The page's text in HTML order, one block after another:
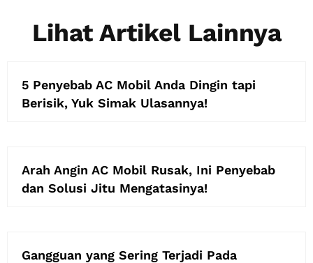
Lihat Artikel Lainnya
5 Penyebab AC Mobil Anda Dingin tapi
Berisik, Yuk Simak Ulasannya!
Arah Angin AC Mobil Rusak, Ini Penyebab
dan Solusi Jitu Mengatasinya!
Gangguan yang Sering Terjadi Pada